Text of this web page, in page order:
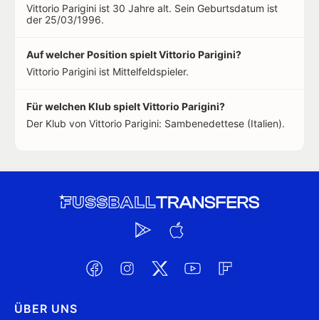
Vittorio Parigini ist 30 Jahre alt. Sein Geburtsdatum ist
der 25/03/1996.
Auf welcher Position spielt Vittorio Parigini?
Vittorio Parigini ist Mittelfeldspieler.
Für welchen Klub spielt Vittorio Parigini?
Der Klub von Vittorio Parigini: Sambenedettese (Italien).
ÜBER UNS